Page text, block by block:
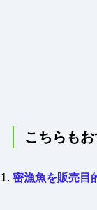
こちらも
密漁魚を販売目